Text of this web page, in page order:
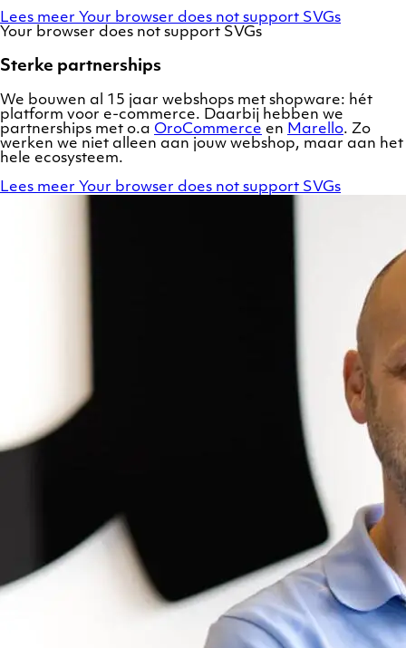
Lees meer Your browser does not support SVGs
Your browser does not support SVGs
Sterke partnerships
We bouwen al 15 jaar webshops met shopware: hét
platform voor e-commerce. Daarbij hebben we
partnerships met o.a OroCommerce en Marello. Zo
werken we niet alleen aan jouw webshop, maar aan het
hele ecosysteem.
Lees meer Your browser does not support SVGs